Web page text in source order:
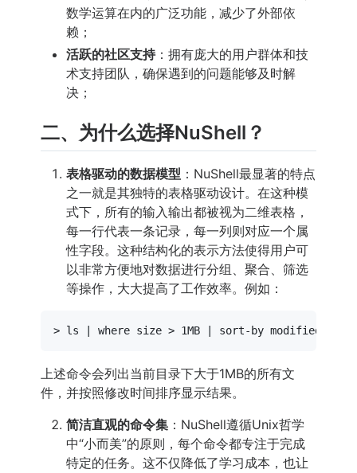
数学运算在内的广泛功能，减少了外部依
赖；
活跃的社区支持：拥有庞大的用户群体和技
术支持团队，确保遇到的问题能够及时解
决；
二、为什么选择NuShell？
表格驱动的数据模型 ：NuShell最显著的特点
之一就是其独特的表格驱动设计。在这种模
式下，所有的输入输出都被视为二维表格，
每一行代表一条记录，每一列则对应一个属
性字段。这种结构化的表示方法使得用户可
以非常方便地对数据进行分组、聚合、筛选
等操作，大大提高了工作效率。例如：
> ls where
上述命令会列出当前目录下大于1MB的所有文
件，并按照修改时间排序显示结果。
简洁直观的命令集 ：NuShell遵循Unix哲学
中“小而美”的原则，每个命令都专注于完成
特定的任务。这不仅降低了学习成本，也让